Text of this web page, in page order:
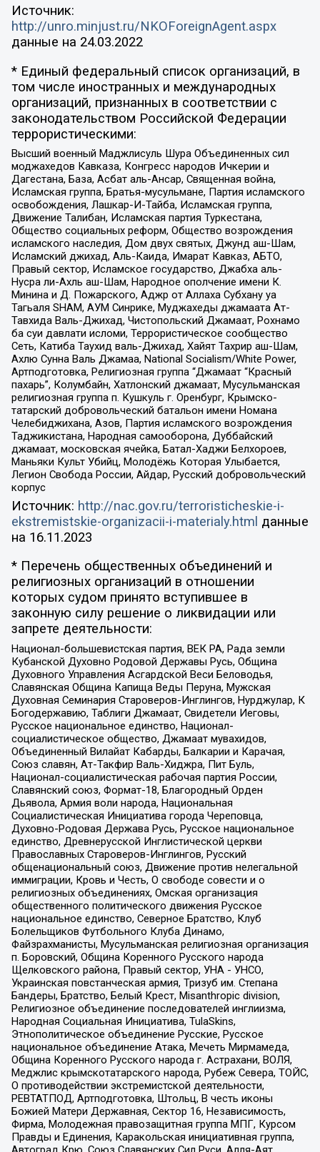
Источник:
http://unro.minjust.ru/NKOForeignAgent.aspx
данные на 24.03.2022
* Единый федеральный список организаций, в
том числе иностранных и международных
организаций, признанных в соответствии с
законодательством Российской Федерации
террористическими:
Высший военный Маджлисуль Шура Объединенных сил
моджахедов Кавказа, Конгресс народов Ичкерии и
Дагестана, База, Асбат аль-Ансар, Священная война,
Исламская группа, Братья-мусульмане, Партия исламского
освобождения, Лашкар-И-Тайба, Исламская группа,
Движение Талибан, Исламская партия Туркестана,
Общество социальных реформ, Общество возрождения
исламского наследия, Дом двух святых, Джунд аш-Шам,
Исламский джихад, Аль-Каида, Имарат Кавказ, АБТО,
Правый сектор, Исламское государство, Джабха аль-
Нусра ли-Ахль аш-Шам, Народное ополчение имени К.
Минина и Д. Пожарского, Аджр от Аллаха Субхану уа
Тагьаля SHAM, АУМ Синрике, Муджахеды джамаата Ат-
Тавхида Валь-Джихад, Чистопольский Джамаат, Рохнамо
ба суи давлати исломи, Террористическое сообщество
Сеть, Катиба Таухид валь-Джихад, Хайят Тахрир аш-Шам,
Ахлю Сунна Валь Джамаа, National Socialism/White Power,
Артподготовка, Религиозная группа “Джамаат “Красный
пахарь”, Колумбайн, Хатлонский джамаат, Мусульманская
религиозная группа п. Кушкуль г. Оренбург, Крымско-
татарский добровольческий батальон имени Номана
Челебиджихана, Азов, Партия исламского возрождения
Таджикистана, Народная самооборона, Дуббайский
джамаат, московская ячейка, Батал-Хаджи Белхороев,
Маньяки Культ Убийц, Молодёжь Которая Улыбается,
Легион Свобода России, Айдар, Русский добровольческий
корпус
Источник: http://nac.gov.ru/terroristicheskie-i-
ekstremistskie-organizacii-i-materialy.html данные
на 16.11.2023
* Перечень общественных объединений и
религиозных организаций в отношении
которых судом принято вступившее в
законную силу решение о ликвидации или
запрете деятельности:
Национал-большевистская партия, ВЕК РА, Рада земли
Кубанской Духовно Родовой Державы Русь, Община
Духовного Управления Асгардской Веси Беловодья,
Славянская Община Капища Веды Перуна, Мужская
Духовная Семинария Староверов-Инглингов, Нурджулар, К
Богодержавию, Таблиги Джамаат, Свидетели Иеговы,
Русское национальное единство, Национал-
социалистическое общество, Джамаат мувахидов,
Объединенный Вилайат Кабарды, Балкарии и Карачая,
Союз славян, Ат-Такфир Валь-Хиджра, Пит Буль,
Национал-социалистическая рабочая партия России,
Славянский союз, Формат-18, Благородный Орден
Дьявола, Армия воли народа, Национальная
Социалистическая Инициатива города Череповца,
Духовно-Родовая Держава Русь, Русское национальное
единство, Древнерусской Инглистической церкви
Православных Староверов-Инглингов, Русский
общенациональный союз, Движение против нелегальной
иммиграции, Кровь и Честь, О свободе совести и о
религиозных объединениях, Омская организация
общественного политического движения Русское
национальное единство, Северное Братство, Клуб
Болельщиков Футбольного Клуба Динамо,
Файзрахманисты, Мусульманская религиозная организация
п. Боровский, Община Коренного Русского народа
Щелковского района, Правый сектор, УНА - УНСО,
Украинская повстанческая армия, Тризуб им. Степана
Бандеры, Братство, Белый Крест, Misanthropic division,
Религиозное объединение последователей инглиизма,
Народная Социальная Инициатива, TulaSkins,
Этнополитическое объединение Русские, Русское
национальное объединение Атака, Мечеть Мирмамеда,
Община Коренного Русского народа г. Астрахани, ВОЛЯ,
Меджлис крымскотатарского народа, Рубеж Севера, ТОЙС,
О противодействии экстремистской деятельности,
РЕВТАТПОД, Артподготовка, Штольц, В честь иконы
Божией Матери Державная, Сектор 16, Независимость,
Фирма, Молодежная правозащитная группа МПГ, Курсом
Правды и Единения, Каракольская инициативная группа,